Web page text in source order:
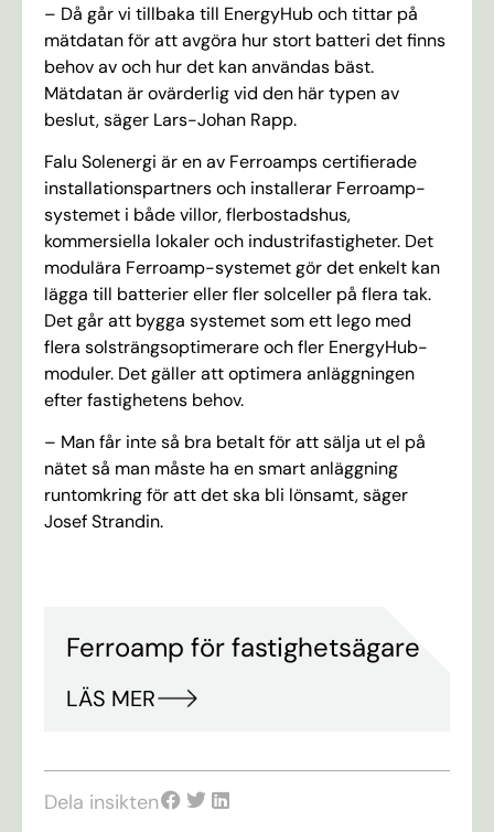
– Då går vi tillbaka till EnergyHub och tittar på
mätdatan för att avgöra hur stort batteri det finns
behov av och hur det kan användas bäst.
Mätdatan är ovärderlig vid den här typen av
beslut, säger Lars-Johan Rapp.
Falu Solenergi är en av Ferroamps certifierade
installationspartners och installerar Ferroamp-
systemet i både villor, flerbostadshus,
kommersiella lokaler och industrifastigheter. Det
modulära Ferroamp-systemet gör det enkelt kan
lägga till batterier eller fler solceller på flera tak.
Det går att bygga systemet som ett lego med
flera solsträngsoptimerare och fler EnergyHub-
moduler. Det gäller att optimera anläggningen
efter fastighetens behov.
– Man får inte så bra betalt för att sälja ut el på
nätet så man måste ha en smart anläggning
runtomkring för att det ska bli lönsamt, säger
Josef Strandin.
Ferroamp för fastighetsägare
LÄS MER
Dela insikten